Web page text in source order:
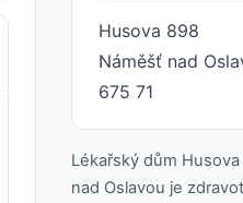
Husova 898
Náměšť nad
675 71
Lékařský dům
nad Oslavou je